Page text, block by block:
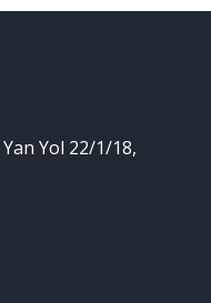
Yol 22/1/18,